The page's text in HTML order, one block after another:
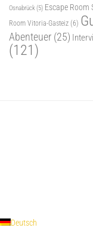
Osnabrück(5) Escape Room
Room Vitoria-Gasteiz (6)
Abenteuer (25)
(121)
Deutsch